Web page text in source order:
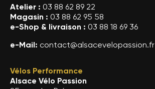
Atelier : 03 88 62 89 22
Magasin : 03 88 62 95 58
e-Shop & livraison : 03 88 18 69 36
e-Mail: contact@alsacevelopassion.fr
Vélos Performance
Alsace Vélo Passion